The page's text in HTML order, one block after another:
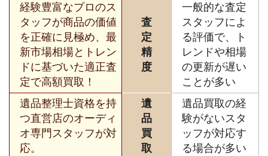
経験豊富なプロのス
タッフが商品の価値
を正確に見極め、最
新市場相場とトレン
ドに基づいた適正査
定で高額買取！
査
定
精
度
一般的な査定
スタッフによ
る評価で、ト
レンドや相場
の更新が遅い
ことが多い
遺品整理士資格を持
つ直営店のオーディ
オ専門スタッフが対
応。
遺
品
買
取
遺品買取の経
験がないスタ
ッフが対応す
る場合が多い